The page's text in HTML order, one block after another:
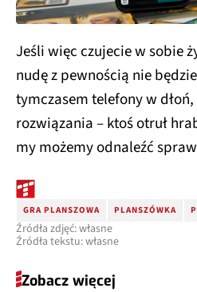
Jeśli więc czujecie w sobie
nudę z pewnością nie
tymczasem telefony w
rozwiązania – ktoś otruł
my możemy odnaleźć
GRA PLANSZOWA PLANSZÓWKA
Źródła zdjęć: własne
Źródła tekstu: własne
Zobacz więcej